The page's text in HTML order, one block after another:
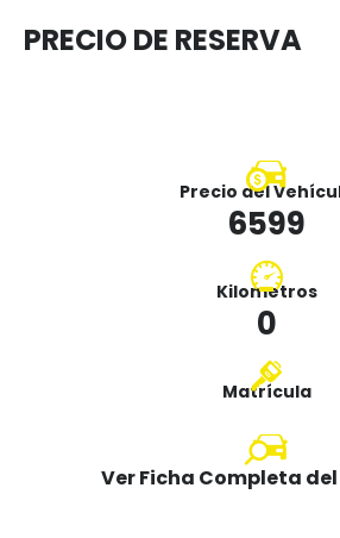
PRECIO DE RESERVA
Precio del
6599
Kilometros
0
Matrícula
Ver Ficha Completa